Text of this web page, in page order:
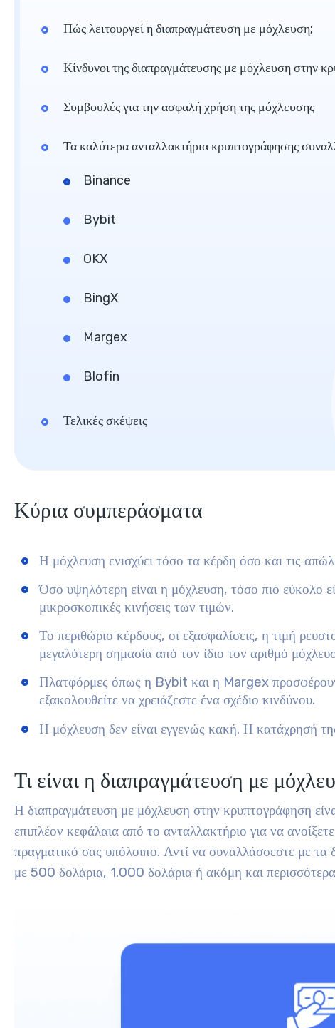
Πώς λειτουργεί η διαπραγμάτευση με μόχλευση;
Κίνδυνοι της διαπραγμάτευσης με μόχλευση στην
Συμβουλές για την ασφαλή χρήση της μόχλευσης
Τα καλύτερα ανταλλακτήρια κρυπτογράφησης
Binance
Bybit
OKX
BingX
Margex
Blofin
Τελικές σκέψεις
Κύρια συμπεράσματα
Η μόχλευση ενισχύει τόσο τα κέρδη όσο και τις
Όσο υψηλότερη είναι η μόχλευση, τόσο πιο εύκολο
μικροσκοπικές κινήσεις των τιμών.
Το περιθώριο κέρδους, οι εξασφαλίσεις, η τιμή
μεγαλύτερη σημασία από τον ίδιο τον αριθμό
Πλατφόρμες όπως η Bybit και η Margex προσφέρουν
εξακολουθείτε να χρειάζεστε ένα σχέδιο κινδύνου.
Η μόχλευση δεν είναι εγγενώς κακή. Η κατάχρησή
Τι είναι η διαπραγμάτευση με
Η διαπραγμάτευση με μόχλευση στην κρυπτογράφηση
επιπλέον κεφάλαια από το ανταλλακτήριο για να
πραγματικό σας υπόλοιπο. Αντί να συναλλάσσεστε με
με 500 δολάρια, 1.000 δολάρια ή ακόμη και